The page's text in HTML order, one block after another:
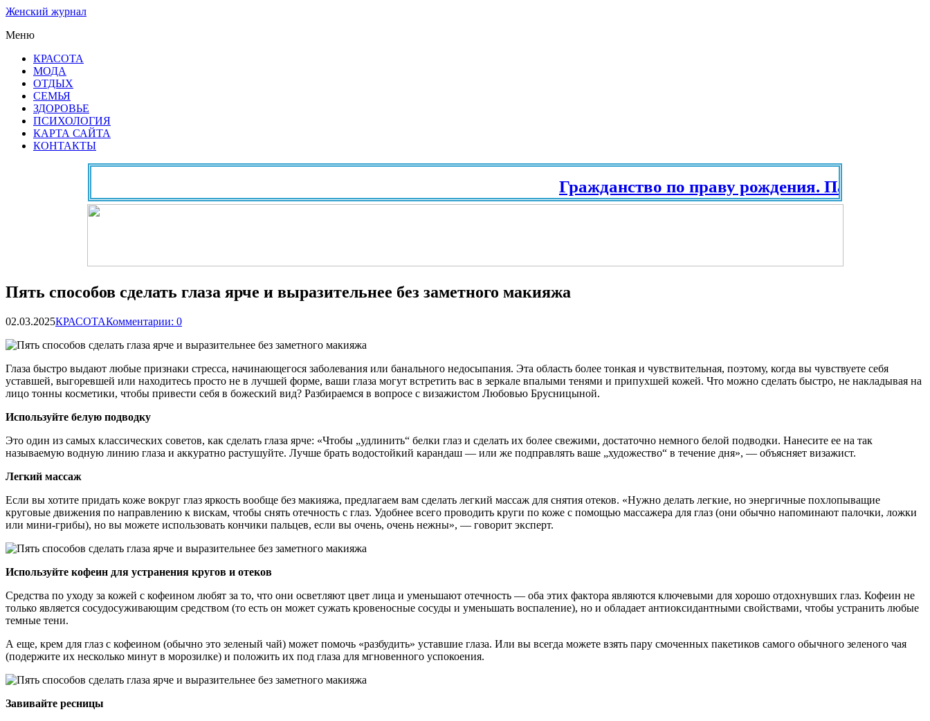
Женский журнал
Меню
КРАСОТА
МОДА
ОТДЫХ
СЕМЬЯ
ЗДОРОВЬЕ
ПСИХОЛОГИЯ
КАРТА САЙТА
КОНТАКТЫ
Гражданство по праву рождения. Паспорт в
Пять способов сделать глаза ярче и выразительнее без заметного макияжа
02.03.2025КРАСОТАКомментарии: 0
Глаза быстро выдают любые признаки стресса, начинающегося заболевания или банального недосыпания. Эта область более тонкая и чувствительная, поэтому, когда вы чувствуете себя
уставшей, выгоревшей или находитесь просто не в лучшей форме, ваши глаза могут встретить вас в зеркале впалыми тенями и припухшей кожей. Что можно сделать быстро, не накладывая на
лицо тонны косметики, чтобы привести себя в божеский вид? Разбираемся в вопросе с визажистом Любовью Брусницыной.
Используйте белую подводку
Это один из самых классических советов, как сделать глаза ярче: «Чтобы „удлинить“ белки глаз и сделать их более свежими, достаточно немного белой подводки. Нанесите ее на так
называемую водную линию глаза и аккуратно растушуйте. Лучше брать водостойкий карандаш — или же подправлять ваше „художество“ в течение дня», — объясняет визажист.
Легкий массаж
Если вы хотите придать коже вокруг глаз яркость вообще без макияжа, предлагаем вам сделать легкий массаж для снятия отеков. «Нужно делать легкие, но энергичные похлопыващие
круговые движения по направлению к вискам, чтобы снять отечность с глаз. Удобнее всего проводить круги по коже с помощью массажера для глаз (они обычно напоминают палочки, ложки
или мини-грибы), но вы можете использовать кончики пальцев, если вы очень, очень нежны», — говорит эксперт.
Используйте кофеин для устранения кругов и отеков
Средства по уходу за кожей с кофеином любят за то, что они осветляют цвет лица и уменьшают отечность — оба этих фактора являются ключевыми для хорошо отдохнувших глаз. Кофеин не
только является сосудосуживающим средством (то есть он может сужать кровеносные сосуды и уменьшать воспаление), но и обладает антиоксидантными свойствами, чтобы устранить любые
темные тени.
А еще, крем для глаз с кофеином (обычно это зеленый чай) может помочь «разбудить» уставшие глаза. Или вы всегда можете взять пару смоченных пакетиков самого обычного зеленого чая
(подержите их несколько минут в морозилке) и положить их под глаза для мгновенного успокоения.
Завивайте ресницы